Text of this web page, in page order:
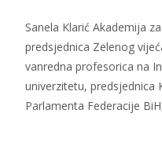
Sanela Klarić Akademija
predsjednica Zelenog
vanredna profesorica na
univerzitetu, predsjednica
Parlamenta Federacije